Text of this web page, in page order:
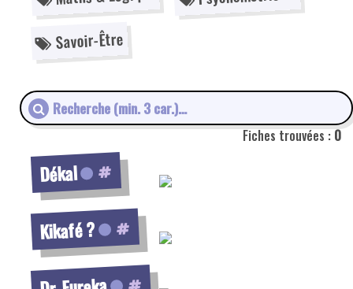
Savoir-Être
Fiches trouvées :0
Dékal
Kikafé ?
Voir la fiche
Voir la fiche